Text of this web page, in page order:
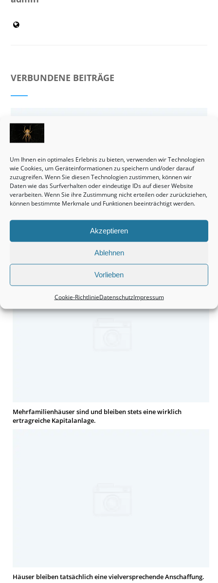
Um Ihnen ein optimales Erlebnis zu bieten, verwenden wir Technologien
wie Cookies, um Geräteinformationen zu speichern und/oder darauf
zuzugreifen. Wenn Sie diesen Technologien zustimmen, können wir
Daten wie das Surfverhalten oder eindeutige IDs auf dieser Website
verarbeiten. Wenn Sie ihre Zustimmung nicht erteilen oder zurückziehen,
können bestimmte Merkmale und Funktionen beeinträchtigt werden.
Akzeptieren
Ablehnen
Vorlieben
Cookie-RichtlinieDatenschutzImpressum
VERBUNDENE BEITRÄGE
Häuser bleiben tatsächlich eine wirklich interessante Sache.
Mehrfamilienhäuser sind und bleiben stets eine wirklich
ertragreiche Kapitalanlage.
Häuser bleiben tatsächlich eine vielversprechende Anschaffung.